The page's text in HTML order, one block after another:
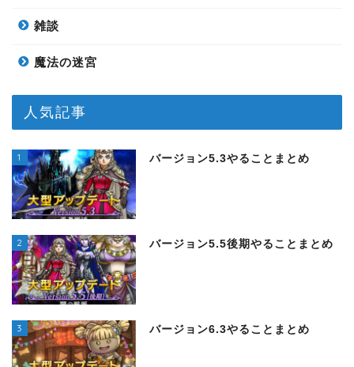
雑談
魔法の迷宮
人気記事
1 バージョン5.3やることまとめ
2 バージョン5.5後期やることまとめ
3 バージョン6.3やることまとめ